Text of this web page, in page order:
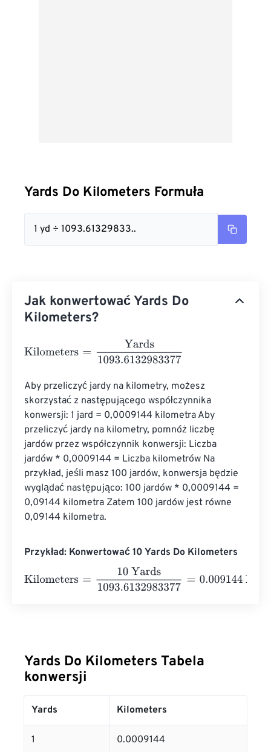
Yards Do Kilometers Formuła
1 yd ÷ 1093.61329833..
Jak konwertować Yards Do
Kilometers?
Kilometers 1093.6132983377
Aby przeliczyć jardy na kilometry, możesz
skorzystać z następującego współczynnika
konwersji: 1 jard = 0,0009144 kilometra Aby
przeliczyć jardy na kilometry, pomnóż liczbę
jardów przez współczynnik konwersji: Liczba
jardów * 0,0009144 = Liczba kilometrów Na
przykład, jeśli masz 100 jardów, konwersja będzie
wyglądać następująco: 100 jardów * 0,0009144 =
0,09144 kilometra Zatem 100 jardów jest równe
0,09144 kilometra.
Przykład: Konwertować 10 Yards Do Kilometers
Kilometers
1093.6132983377 =0.009144
Yards Do Kilometers Tabela
konwersji
Yards Kilometers
1 0.0009144